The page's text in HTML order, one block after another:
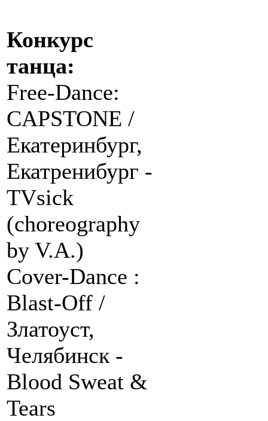
Конкурс
танца:
Free-Dance:
CAPSTONE /
Екатеринбург,
Екатренибург -
TVsick
(choreography
by V.A.)
Cover-Dance :
Blast-Off /
Златоуст,
Челябинск -
Blood Sweat &
Tears